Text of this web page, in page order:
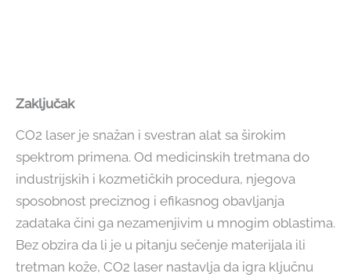
Zaključak
CO2 laser je snažan i svestran alat sa širokim
spektrom primena. Od medicinskih tretmana do
industrijskih i kozmetičkih procedura, njegova
sposobnost preciznog i efikasnog obavljanja
zadataka čini ga nezamenjivim u mnogim oblastima.
Bez obzira da li je u pitanju sečenje materijala ili
tretman kože, CO2 laser nastavlja da igra ključnu